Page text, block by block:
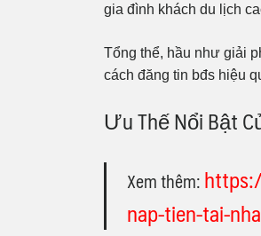
gia đình khách du lịch
Tổng thể, hầu như giải
cách đăng tin bđs hiệu
Ưu Thế Nổi Bật
Xem thêm:
nap-tien-tai-